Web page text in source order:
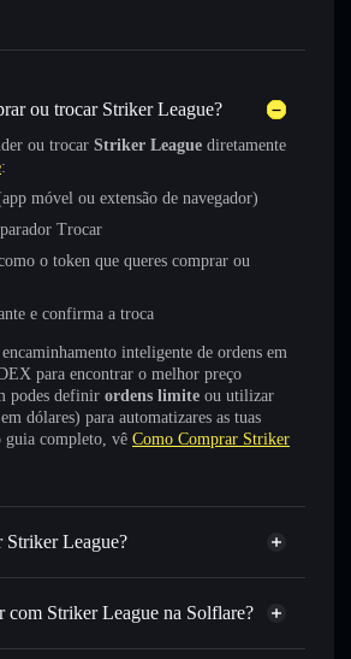
ou trocar Striker League?
ou trocar Striker League diretamente
:
móvel ou extensão de navegador)
Trocar
o token que queres comprar ou
e confirma a troca
inteligente de ordens em
para encontrar o melhor preço
podes definir ordens limite ou utilizar
dólares) para automatizares as tuas
guia completo, vê Como Comprar Striker
Striker League?
está verificado
com Striker League na Solflare?
Carteira Solflare